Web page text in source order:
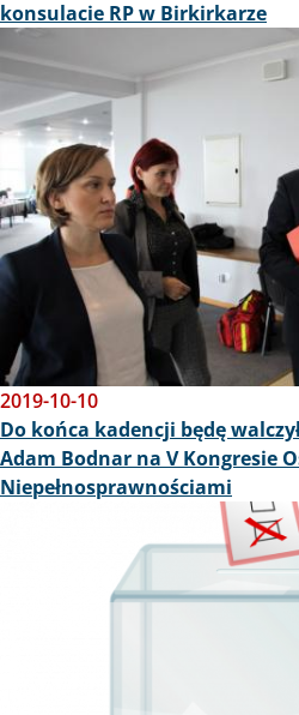
konsulacie RP w Birkirkarze
2019-10-10
Do końca kadencji będę
Adam Bodnar na V Kongresie
Niepełnosprawnościami